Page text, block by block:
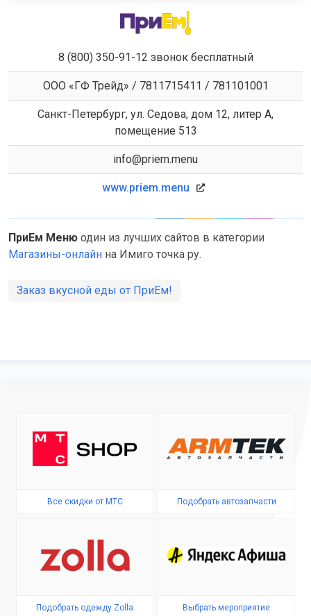
8 (800) 350-91-12 звонок бесплатный
ООО «ГФ Трейд» / 7811715411 / 781101001
Санкт-Петербург, ул. Седова, дом 12, литер А,
помещение 513
info@priem.menu
www.priem.menu
ПриЕм Меню один из лучших сайтов в категории
Магазины-онлайн на Имиго точка ру.
Заказ вкусной еды от ПриЕм!
Все скидки от МТС Подобрать автозапчасти
Подобрать одежду Zolla Выбрать мероприятие